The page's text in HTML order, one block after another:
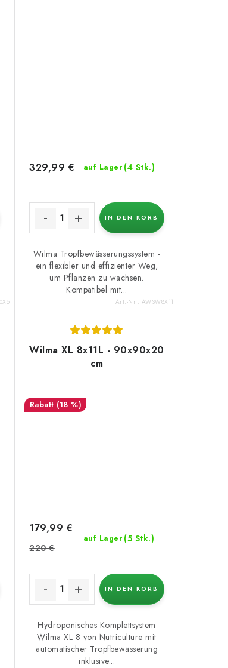
auf Lager (4 Stk.)
329,99 €
IN DEN KORB
Wilma Tropfbewässerungssystem -
ein flexibler und effizienter Weg,
um Pflanzen zu wachsen.
Kompatibel mit...
Art.-Nr.: AWSW8X11
Wilma XL 8x11L - 90x90x20
cm
(18 %)
auf Lager (5 Stk.)
179,99 €
220 €
IN DEN KORB
Hydroponisches Komplettsystem
Wilma XL 8 von Nutriculture mit
automatischer Tropfbewässerung
inklusive...